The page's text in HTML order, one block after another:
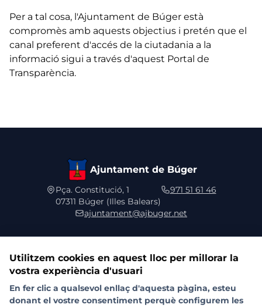
Per a tal cosa, l'Ajuntament de Búger està
compromès amb aquests objectius i pretén que el
canal preferent d'accés de la ciutadania a la
informació sigui a través d'aquest Portal de
Transparència.
Ajuntament de Búger
Pça. Constitució, 1
07311 Búger (Illes Balears)
971 51 61 46
ajuntament@ajbuger.net
Segueix-nos a les xarxes socials
Utilitzem cookies en aquest lloc per millorar la
vostra experiència d'usuari
En fer clic a qualsevol enllaç d'aquesta pàgina, esteu
donant el vostre consentiment perquè configurem les